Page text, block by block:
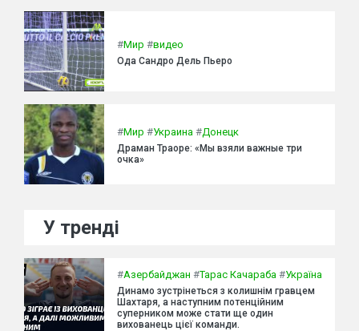
#Мир #видео
Ода Сандро Дель Пьеро
#Мир #Украина #Донецк
Драман Траоре: «Мы взяли важные три
очка»
У тренді
#Азербайджан #Тарас Качараба #Україна
Динамо зустрінеться з колишнім гравцем
Шахтаря, а наступним потенційним
суперником може стати ще один
вихованець цієї команди.